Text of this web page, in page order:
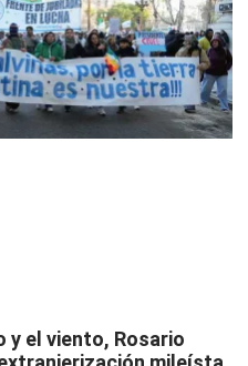
y el viento, Rosario